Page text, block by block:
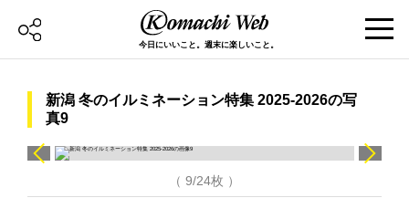
今日にいいこと。週末に楽しいこと。
新潟 冬のイルミネーション特集 2025-2026の写
真9
（ 9/24枚 ）